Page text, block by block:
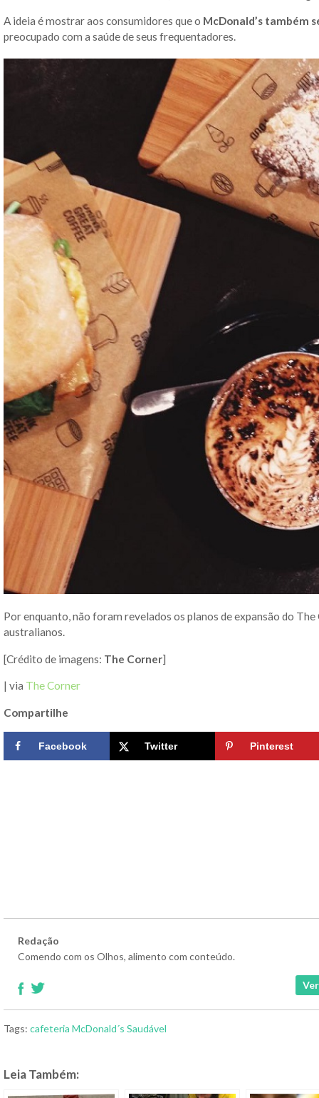
A ideia é mostrar aos consumidores que o McDonald’s também
preocupado com a saúde de seus frequentadores.
Por enquanto, não foram revelados os planos de expansão do The
australianos.
[Crédito de imagens: The Corner]
| via The Corner
Compartilhe
Facebook Twitter Pinterest
Redação
Comendo com os Olhos, alimento com conteúdo.
Tags: cafeteria McDonald´s Saudável
Leia Também: